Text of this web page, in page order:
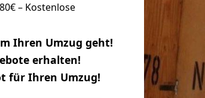
– Kostenlose
Ihren Umzug geht!
erhalten!
für Ihren Umzug!